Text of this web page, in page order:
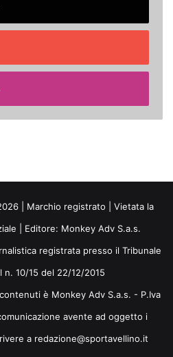
| Marchio registrato | Vietata la
| Editore: Monkey Adv S.a.s.
registrata presso il Tribunale
n. 10/15 del 22/12/2015
è Monkey Adv S.a.s. - P.Iva
avente ad oggetto i
a redazione@sportavellino.it